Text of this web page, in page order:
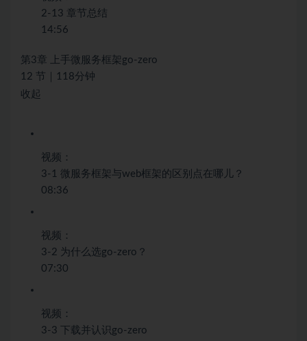
2-13 章节总结
14:56
第3章 上手微服务框架go-zero
12 节｜118分钟
收起
视频：
3-1 微服务框架与web框架的区别点在哪儿？
08:36
视频：
3-2 为什么选go-zero？
07:30
视频：
3-3 下载并认识go-zero